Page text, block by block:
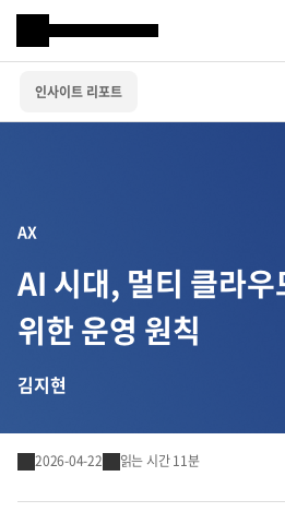
Samsung SDS
인사이트 리포트
IT서비스
디지털 혁신
물류 서비스
AX
AI 시대, 멀티 클라
위한 운영 원칙
김지현
2026-04-22
읽는 시간 11분